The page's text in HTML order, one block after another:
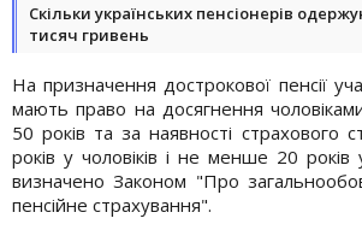
Скільки українських пенсіонерів
тисяч гривень
На призначення дострокової пенсії
мають право на досягнення
50 років та за наявності
років у чоловіків і не менше 20
визначено Законом "Про
пенсійне страхування".